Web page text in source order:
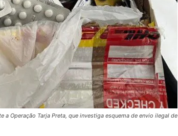
Operação Tarja Preta, que investiga esquema de envio ilegal de